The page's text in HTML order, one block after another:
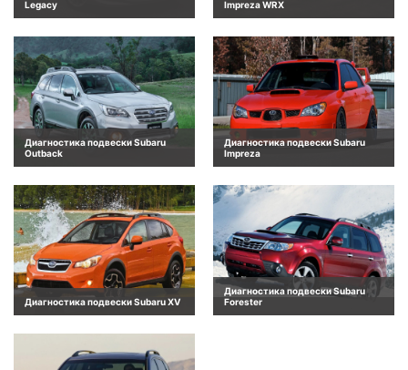
Legacy
Impreza WRX
Диагностика подвески Subaru
Outback
Диагностика подвески Subaru
Impreza
Диагностика подвески Subaru XV
Диагностика подвески Subaru
Forester